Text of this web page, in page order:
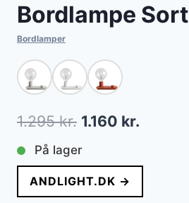
Bordlampe Sort
Bordlamper
1.295kr. Den
oprindelige
pris
var:
1.160 kr.
pris
er:
På lager
ANDLIGHT.DK →